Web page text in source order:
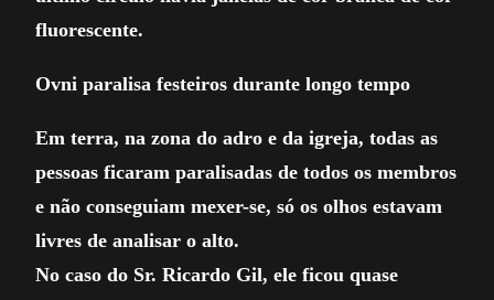
fluorescente.
Ovni paralisa festeiros durante longo tempo
Em terra, na zona do adro e da igreja, todas as
pessoas ficaram paralisadas de todos os membros
e não conseguiam mexer-se, só os olhos estavam
livres de analisar o alto.
No caso do Sr. Ricardo Gil, ele ficou quase